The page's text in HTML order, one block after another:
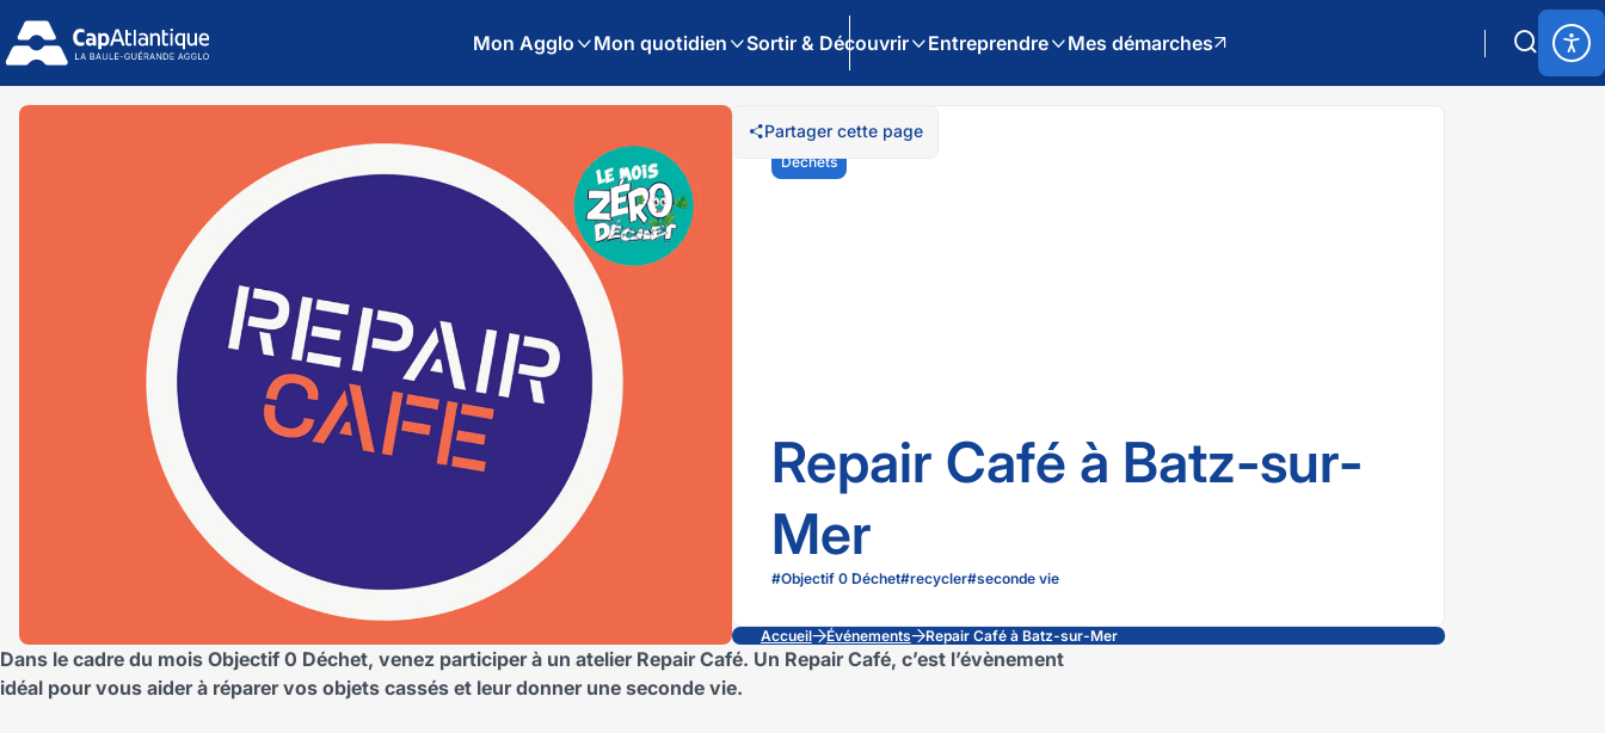
Mon Agglo Mon quotidien Sortir & Découvrir Entreprendre Mes démarches
Repair Café à Batz-sur-
Mer
Déchets
#Objectif 0 Déchet#recycler#seconde vie
Partager cette page
Accueil Événements Repair Café à Batz-sur-Mer
Dans le cadre du mois Objectif 0 Déchet, venez participer à un atelier Repair Café. Un Repair Café, c’est l’évènement
idéal pour vous aider à réparer vos objets cassés et leur donner une seconde vie.